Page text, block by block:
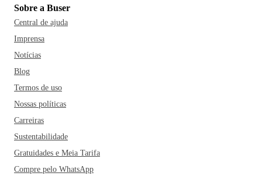
Sobre a Buser
Central de ajuda
Imprensa
Notícias
Blog
Termos de uso
Nossas políticas
Carreiras
Sustentabilidade
Gratuidades e Meia Tarifa
Compre pelo WhatsApp